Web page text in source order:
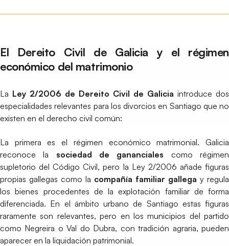
El Dereito Civil de Galicia y el régimen
económico del matrimonio
La Ley 2/2006 de Dereito Civil de Galicia introduce dos
especialidades relevantes para los divorcios en Santiago que no
existen en el derecho civil común:
La primera es el régimen económico matrimonial. Galicia
reconoce la sociedad de gananciales como régimen
supletorio del Código Civil, pero la Ley 2/2006 añade figuras
propias gallegas como la compañía familiar gallega y regula
los bienes procedentes de la explotación familiar de forma
diferenciada. En el ámbito urbano de Santiago estas figuras
raramente son relevantes, pero en los municipios del partido
como Negreira o Val do Dubra, con tradición agraria, pueden
aparecer en la liquidación patrimonial.